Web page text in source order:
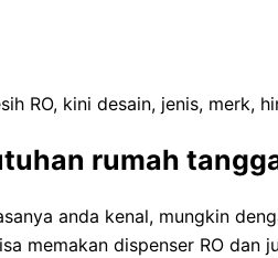
RO, kini desain, jenis, merk,
rumah
anda kenal, mungkin
memakan dispenser RO dan